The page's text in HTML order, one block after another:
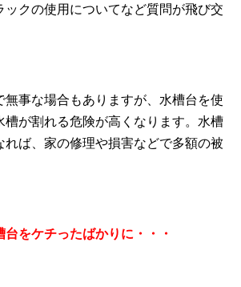
ックの使用についてなど質問が飛び交
無事な場合もありますが、水槽台を使
槽が割れる危険が高くなります。水槽
れば、家の修理や損害などで多額の被
をケチったばかりに・・・